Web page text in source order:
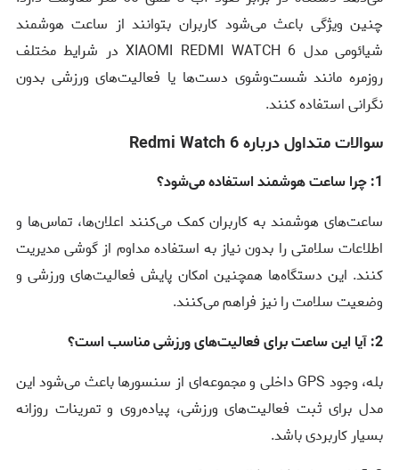
چنین ویژگی باعث می‌شود کاربران بتوانند از ساعت هوشمند
شیائومی مدل XIAOMI REDMI WATCH 6 در شرایط مختلف
روزمره مانند شست‌وشوی دست‌ها یا فعالیت‌های ورزشی بدون
نگرانی استفاده کنند.
سوالات متداول درباره Redmi Watch 6
1: چرا ساعت هوشمند استفاده می‌شود؟
ساعت‌های هوشمند به کاربران کمک می‌کنند اعلان‌ها، تماس‌ها و
اطلاعات سلامتی را بدون نیاز به استفاده مداوم از گوشی مدیریت
کنند. این دستگاه‌ها همچنین امکان پایش فعالیت‌های ورزشی و
وضعیت سلامت را نیز فراهم می‌کنند.
2: آیا این ساعت برای فعالیت‌های ورزشی مناسب است؟
بله، وجود GPS داخلی و مجموعه‌ای از سنسورها باعث می‌شود این
مدل برای ثبت فعالیت‌های ورزشی، پیاده‌روی و تمرینات روزانه
بسیار کاربردی باشد.